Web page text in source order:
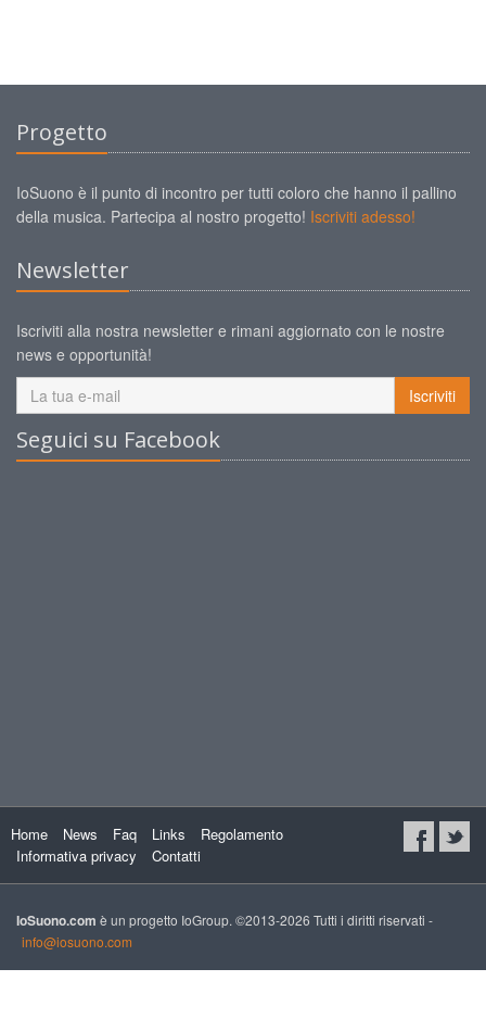
Progetto
IoSuono è il punto di incontro per tutti coloro che hanno il pallino
della musica. Partecipa al nostro progetto! Iscriviti adesso!
Newsletter
Iscriviti alla nostra newsletter e rimani aggiornato con le nostre
news e opportunità!
Iscriviti
Seguici su Facebook
Home News Faq Links
Regolamento
Informativa privacy
Contatti
IoSuono.com è un progetto IoGroup. ©2013-2026 Tutti i diritti riservati -
info@iosuono.com